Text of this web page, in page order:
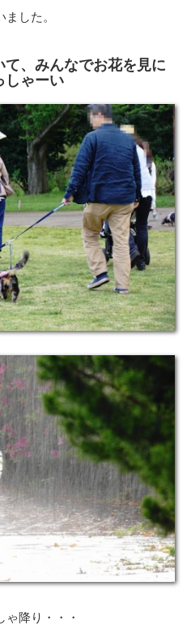
した。
、みんなでお花を見に
しゃーい
降り・・・